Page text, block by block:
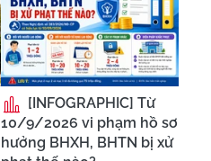
[INFOGRAPHIC] Từ
10/9/2026 vi phạm hồ sơ
hưởng BHXH, BHTN bị xử